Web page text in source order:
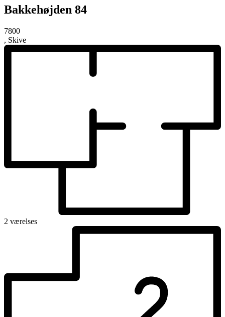
Bakkehøjden 84
7800
, Skive
2 værelses